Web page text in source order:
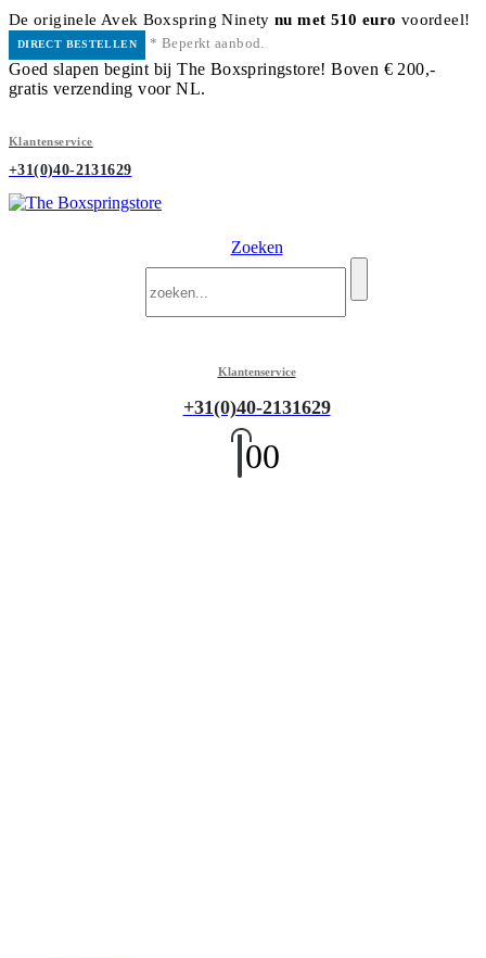
De originele Avek Boxspring Ninetynu met 510 euro voordeel!
DIRECT BESTELLEN * Beperkt aanbod.
Goed slapen begint bij The Boxspringstore! Boven € 200,-
gratis verzending voor NL.
Klantenservice
+31(0)40-2131629
Zoeken
Klantenservice
+31(0)40-2131629
00